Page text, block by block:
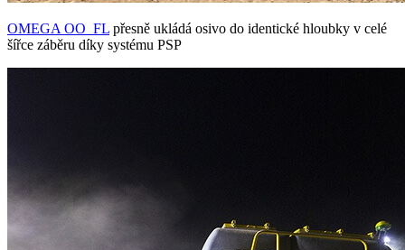
OMEGA OO_FL přesně ukládá osivo do identické hloubky v celé
šířce záběru díky systému PSP